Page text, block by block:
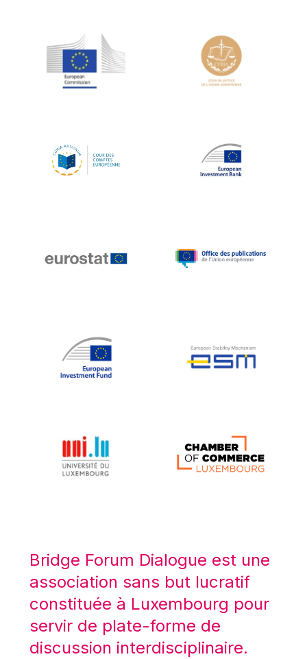
Jens Kreisel
Jeroen Dijsselbloem
Juan Manuel Fabra Vallés
Klaus Regling
Lars Heikensten
Laura Kovesi
Luc Frieden
Manolis Mavrommatis
Marc Lemaître
Maroš ŠEFČOVIČ
Martin Bailey
Martine Reicherts
Michael Berry
Michael Palmer
Bridge Forum Dialogue est une
association sans but lucratif
constituée à Luxembourg pour
servir de plate-forme de
discussion interdisciplinaire.